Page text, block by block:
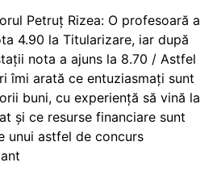
Petruț Rizea: O profesoară a
4.90 la Titularizare, iar după
nota a ajuns la 8.70 / Astfel
îmi arată ce entuziasmați sunt
buni, cu experiență să vină la
și ce resurse financiare sunt
unui astfel de concurs